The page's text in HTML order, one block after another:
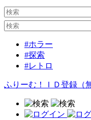
#ホラー
#探索
#レトロ
ふりーむ！ＩＤ登録（